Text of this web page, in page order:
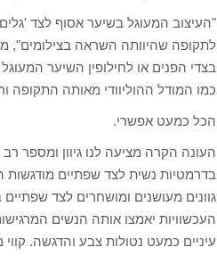
"העיצוב המעוגל בשיער אסוף לצד
לתקופה שהיוותה השראה בצילומים",
בצדי הפנים או לחילופין השיער
כמו המודל ההוליוודי מאותה התקופה
הכל כמעט אפשרי.
העונה הקרה מציעה לנו גיוון ומספר
בדרמטיות נשית לצד שפתיים מודגשות
גוונים מעושנים ומושחרים לצד
העכשוויות יאמצו אותה הנשים
עיניים כמעט נטולות צבע והדגשה.